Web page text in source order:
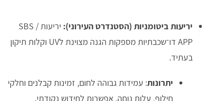
יריעות ביטומניות (הסטנדרט העירוני):
יריעות SBS /
APP דו־שכבתיות מספקות הגנה מצוינת לUV וקלות תיקון
בעתיד.
יתרונות: עמידות גבוהה לחום, זמינות קבלנים וחלקי
חילוף, עלות נוחה, אפשרות לחידוש נקודתי.